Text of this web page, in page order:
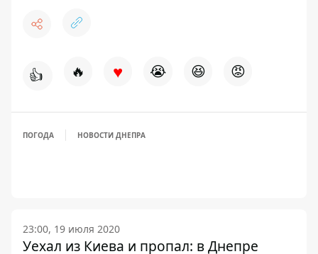
👍 🔥 ♥ 😭 😆 😡
ПОГОДА НОВОСТИ ДНЕПРА
23:00, 19 июля 2020
Уехал из Киева и пропал: в Днепре